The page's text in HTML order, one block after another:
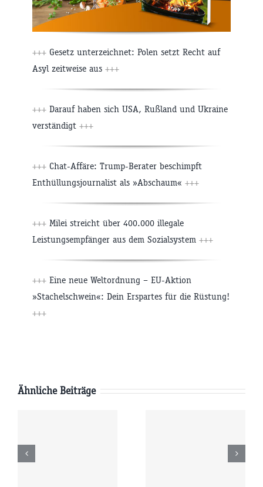
+++ Gesetz unterzeichnet: Polen setzt Recht auf
Asyl zeitweise aus +++
+++ Darauf haben sich USA, Rußland und Ukraine
verständigt +++
+++ Chat-Affäre: Trump-Berater beschimpft
Enthüllungsjournalist als »Abschaum« +++
+++ Milei streicht über 400.000 illegale
Leistungsempfänger aus dem Sozialsystem +++
+++ Eine neue Weltordnung – EU-Aktion
»Stachelschwein«: Dein Erspartes für die Rüstung!
+++
Ähnliche Beiträge
Freitag
07.08.2026